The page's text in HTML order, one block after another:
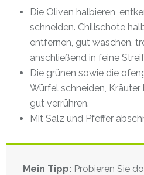
Die Oliven halbieren,
schneiden. Chilischote
entfernen, gut waschen,
anschließend in feine
Die grünen sowie die
Würfel schneiden,
gut verrühren.
Mit Salz und Pfeffer
Mein Tipp: Probieren Sie